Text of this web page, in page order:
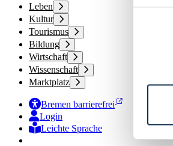
Leben
Kultur
Tourismus
Bildung
Wirtschaft
Wissenschaft
Marktplatz
Bremen barrierefrei
Login
Leichte Sprache
Zur Deutschen Gebärdensprache